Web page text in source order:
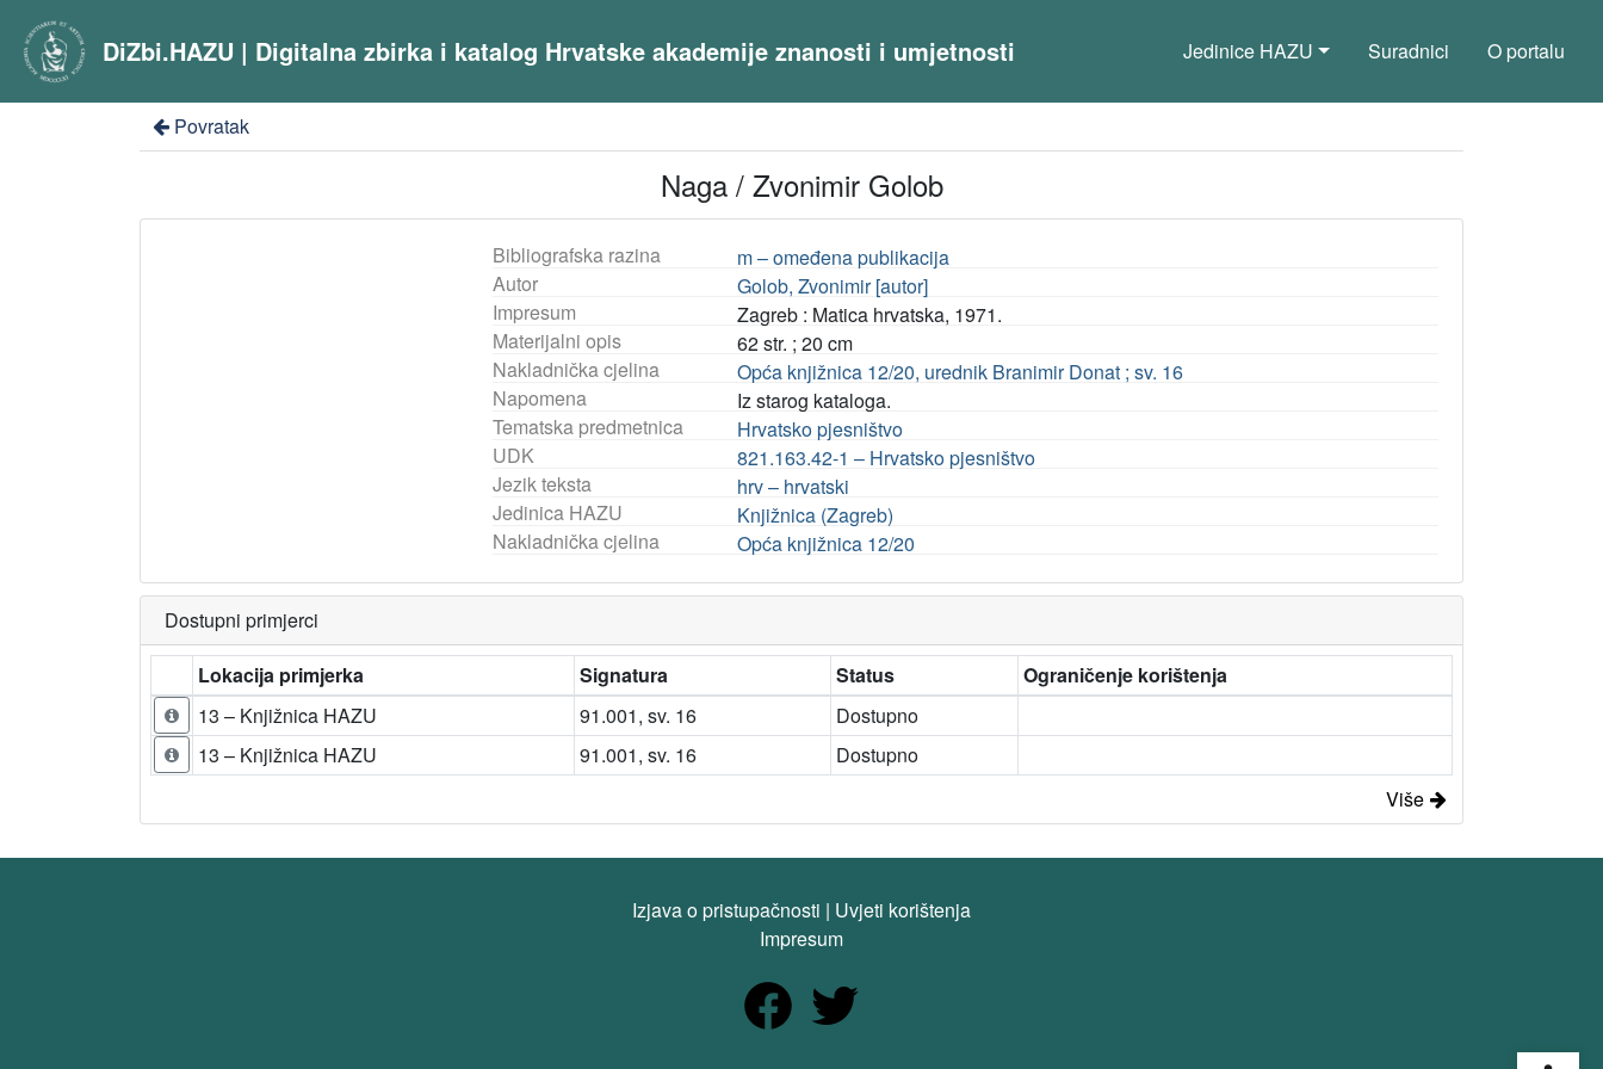
DiZbi.HAZU | Digitalna zbirka i katalog Hrvatske akademije znanosti i umjetnosti Jedinice HAZU Suradnici O portalu
Povratak
Naga / Zvonimir Golob
Bibliografska razina
m – omeđena publikacija
Autor
Golob, Zvonimir [autor]
Impresum
Zagreb : Matica hrvatska, 1971.
Materijalni opis
62 str. ; 20 cm
Nakladnička cjelina
Opća knjižnica 12/20, urednik Branimir Donat ; sv. 16
Napomena
Iz starog kataloga.
Tematska predmetnica
Hrvatsko pjesništvo
UDK
821.163.42-1 – Hrvatsko pjesništvo
Jezik teksta
hrv – hrvatski
Jedinica HAZU
Knjižnica (Zagreb)
Nakladnička cjelina
Opća knjižnica 12/20
Dostupni primjerci
Lokacija primjerka
Signatura Status
Ograničenje korištenja
13 – Knjižnica HAZU
91.001, sv. 16
Dostupno
13 – Knjižnica HAZU
91.001, sv. 16
Dostupno
Više
Izjava o pristupačnosti | Uvjeti korištenja
Impresum